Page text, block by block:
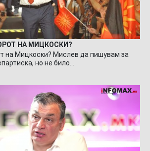
НА МИЦКОСКИ?
на Мицкоски? Мислев да пишувам за
но не било…